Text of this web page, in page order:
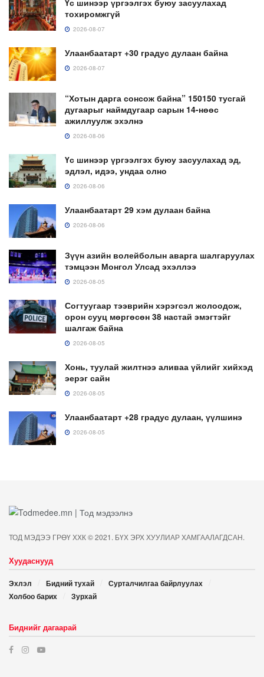
тохиромжгүй
2026-08-07
Улаанбаатарт +30 градус дулаан байна
2026-08-07
“Хотын дарга сонсож байна” 150150 тусгай
дугаарыг наймдугаар сарын 14-нөөс
ажиллуулж эхэлнэ
2026-08-06
Үс шинээр үргээлгэх буюу засуулахад эд,
эдлэл, идээ, ундаа олно
2026-08-06
Улаанбаатарт 29 хэм дулаан байна
2026-08-06
Зүүн азийн волейболын аварга шалгаруулах
тэмцээн Монгол Улсад эхэллээ
2026-08-05
Согтуугаар тээврийн хэрэгсэл жолоодож,
орон сууц мөргөсөн 38 настай эмэгтэйг
шалгаж байна
2026-08-05
Хонь, туулай жилтнээ аливаа үйлийг хийхэд
эерэг сайн
2026-08-05
Улаанбаатарт +28 градус дулаан, үүлшинэ
2026-08-05
ТОД МЭДЭЭ ГРӨҮ ХХК © 2021. БҮХ ЭРХ ХУУЛИАР ХАМГААЛАГДСАН.
Хуудаснууд
Эхлэл Бидний тухай
Сурталчилгаа байрлуулах
Холбоо барих
Зурхай
Биднийг дагаарай